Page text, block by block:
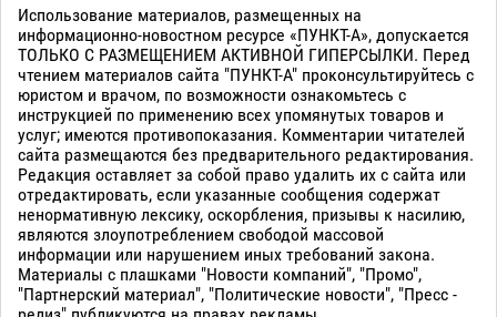
Использование материалов, размещенных на
информационно-новостном ресурсе «ПУНКТ-А», допускается
ТОЛЬКО С РАЗМЕЩЕНИЕМ АКТИВНОЙ ГИПЕРСЫЛКИ. Перед
чтением материалов сайта "ПУНКТ-А" проконсультируйтесь с
юристом и врачом, по возможности ознакомьтесь с
инструкцией по применению всех упомянутых товаров и
услуг; имеются противопоказания. Комментарии читателей
сайта размещаются без предварительного редактирования.
Редакция оставляет за собой право удалить их с сайта или
отредактировать, если указанные сообщения содержат
ненормативную лексику, оскорбления, призывы к насилию,
являются злоупотреблением свободой массовой
информации или нарушением иных требований закона.
Материалы с плашками "Новости компаний", "Промо",
"Партнерский материал", "Политические новости", "Пресс -